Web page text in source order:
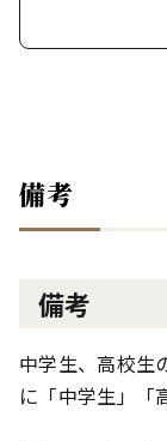
備考
備考
中学生、高校生
に「中学生」「